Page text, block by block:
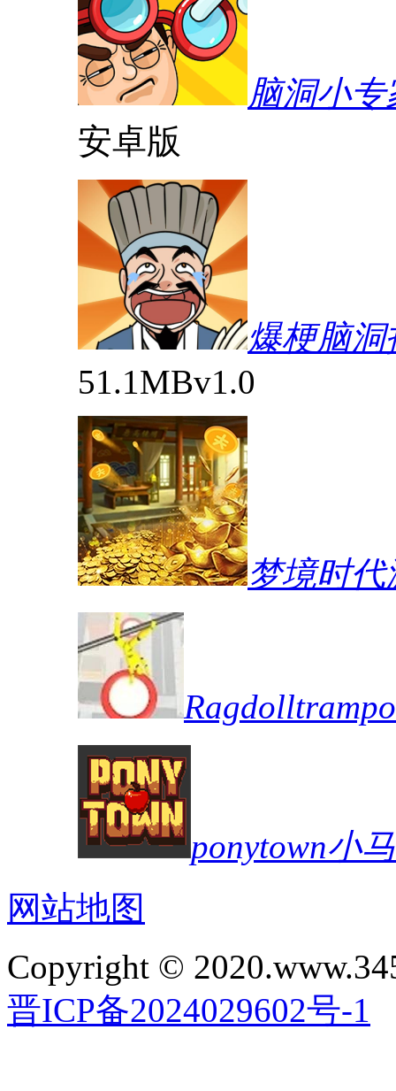
脑洞小
安卓版
爆梗脑
51.1MBv1.0
梦境时
ponytown小
网站地图
Copyright ©
晋ICP备2024029602号-1